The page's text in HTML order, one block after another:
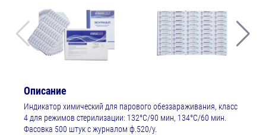
Описание
Индикатор химический для парового обеззараживания, класс
4 для режимов стерилизации: 132°С/90 мин, 134°С/60 мин.
Фасовка 500 штук с журналом ф.520/у.